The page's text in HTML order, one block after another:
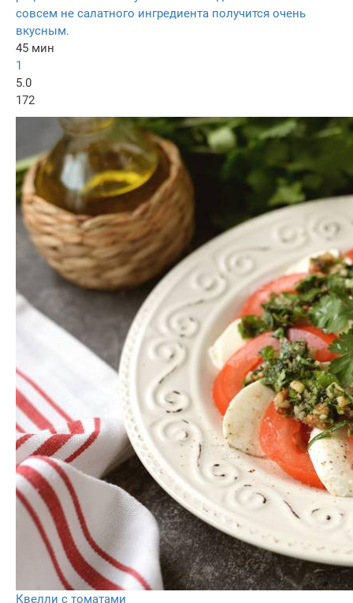
совсем не салатного ингредиента получится очень
вкусным.
45 мин
1
5.0
172
Квелли с томатами